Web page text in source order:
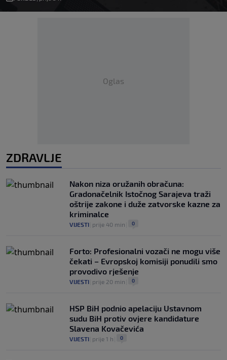
Oglas
ZDRAVLJE
Nakon niza oružanih obračuna:
Gradonačelnik Istočnog Sarajeva traži
oštrije zakone i duže zatvorske kazne za
kriminalce
VIJESTI prije 40 min 0
Forto: Profesionalni vozači ne mogu više
čekati – Evropskoj komisiji ponudili smo
provodivo rješenje
VIJESTI prije 20 min 0
HSP BiH podnio apelaciju Ustavnom
sudu BiH protiv ovjere kandidature
Slavena Kovačevića
VIJESTI prije 1 h 0